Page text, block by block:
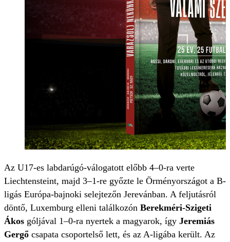
Az U17-es labdarúgó-válogatott előbb 4–0-ra verte
Liechtensteint, majd 3–1-re győzte le Örményországot a B-
ligás Európa-bajnoki selejtezőn Jerevánban. A feljutásról
döntő, Luxemburg elleni találkozón Berekméri-Szigeti
Ákos góljával 1–0-ra nyertek a magyarok, így Jeremiás
Gergő csapata csoportelső lett, és az A-ligába került. Az